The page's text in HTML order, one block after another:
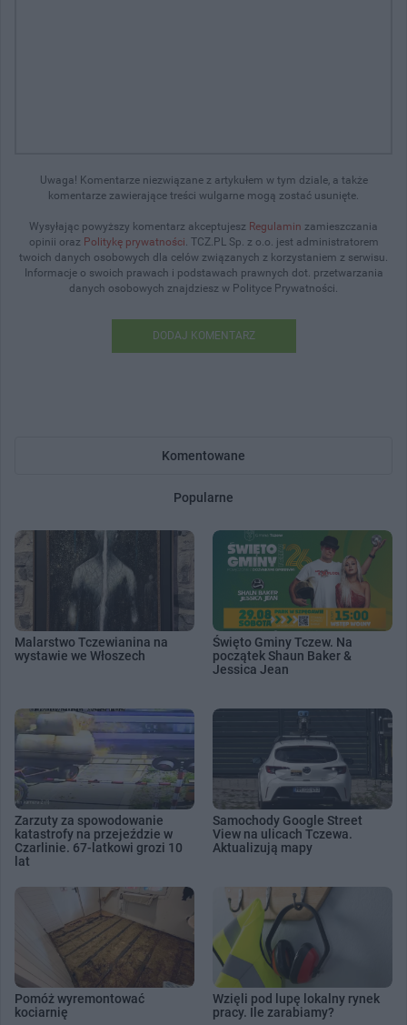
Uwaga! Komentarze niezwiązane z artykułem w tym dziale, a także
komentarze zawierające treści wulgarne mogą zostać usunięte.
Wysyłając powyższy komentarz akceptujesz Regulamin zamieszczania
opinii oraz Politykę prywatności. TCZ.PL Sp. z o.o. jest administratorem
twoich danych osobowych dla celów związanych z korzystaniem z serwisu.
Informacje o swoich prawach i podstawach prawnych dot. przetwarzania
danych osobowych znajdziesz w Polityce Prywatności.
DODAJ KOMENTARZ
Komentowane
Popularne
Malarstwo Tczewianina na
wystawie we Włoszech
Święto Gminy Tczew. Na
początek Shaun Baker &
Jessica Jean
Zarzuty za spowodowanie
katastrofy na przejeździe w
Czarlinie. 67-latkowi grozi 10
lat
Samochody Google Street
View na ulicach Tczewa.
Aktualizują mapy
Pomóż wyremontować
kociarnię
Wzięli pod lupę lokalny rynek
pracy. Ile zarabiamy?